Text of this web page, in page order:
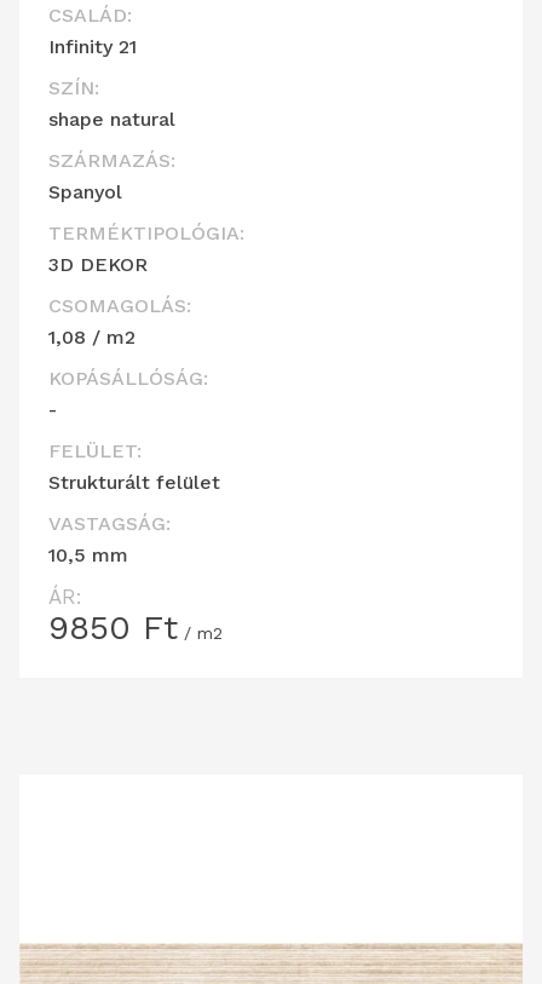
CSALÁD:
Infinity 21
SZÍN:
shape natural
SZÁRMAZÁS:
Spanyol
TERMÉKTIPOLÓGIA:
3D DEKOR
CSOMAGOLÁS:
1,08 / m2
KOPÁSÁLLÓSÁG:
-
FELÜLET:
Strukturált felület
VASTAGSÁG:
10,5 mm
ÁR:
9850 Ft / m2